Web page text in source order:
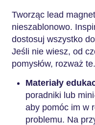
Tworząc lead
nieszablonowo.
dostosuj wszystko
Jeśli nie wiesz, od
pomysłów, rozważ te.
Materiały
poradniki lub
aby pomóc im w
problemu. Na